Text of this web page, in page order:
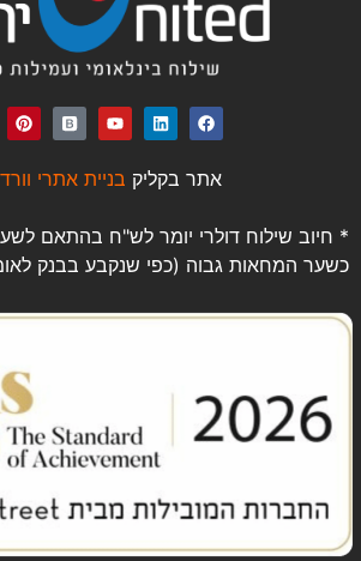
אתר בקליק בניית אתרי
* חיוב שילוח דולרי יומר לש"ח בהתאם
כשער המחאות גבוה (כפי שנקבע בבנק לאומי)